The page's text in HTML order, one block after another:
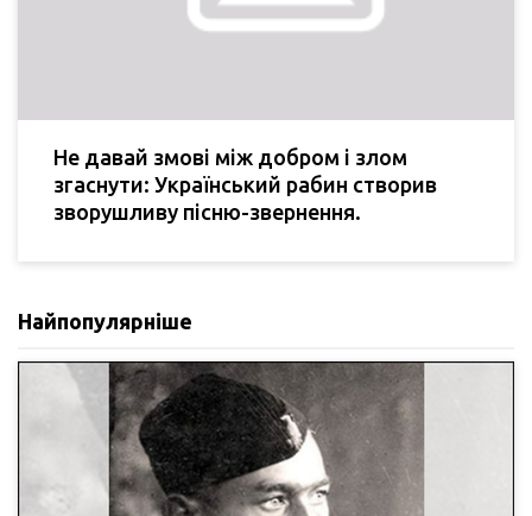
Не давай змові між добром і злом
згаснути: Український рабин створив
зворушливу пісню-звернення.
Найпопулярніше